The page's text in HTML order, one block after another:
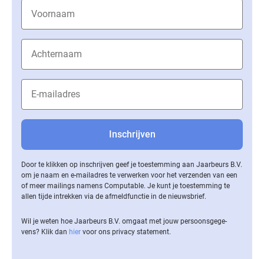
Door te klikken op inschrijven geef je toestemming aan Jaarbeurs B.V.
om je naam en e-mailadres te verwerken voor het verzenden van een
of meer mailings namens Computable. Je kunt je toestemming te
allen tijde intrekken via de af­meld­func­tie in de nieuwsbrief.
Wil je weten hoe Jaarbeurs B.V. omgaat met jouw per­soons­ge­ge­
vens? Klik dan hier voor ons privacy statement.